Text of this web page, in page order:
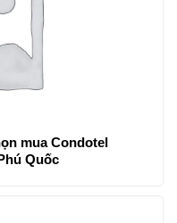
mua Condotel
Quốc